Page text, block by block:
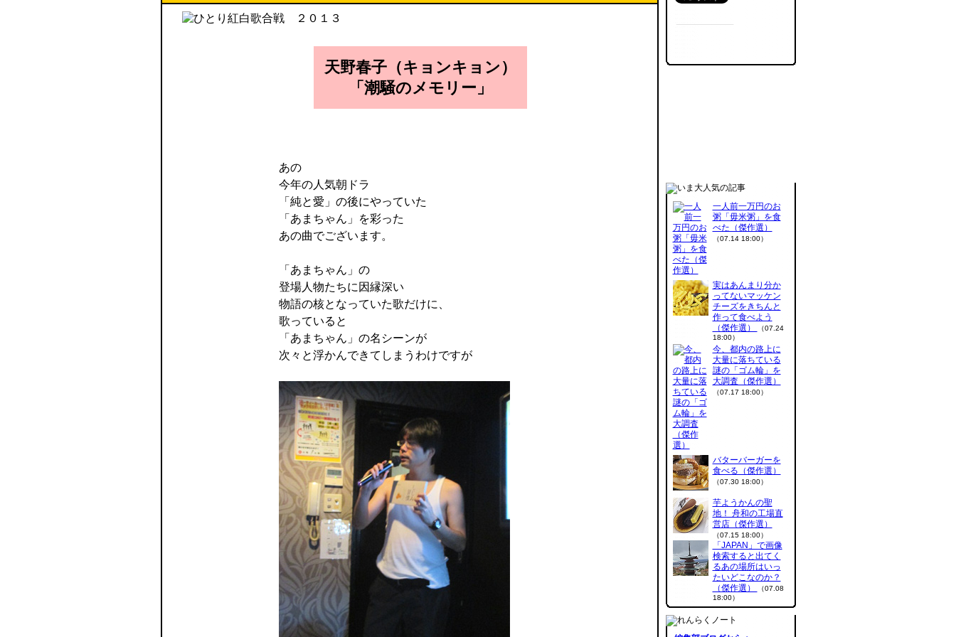
天野春子（キョンキョン）
「潮騒のメモリー」
あの
今年の人気朝ドラ
「純と愛」の後にやっていた
「あまちゃん」を彩った
あの曲でございます。
「あまちゃん」の
登場人物たちに因縁深い
物語の核となっていた歌だけに、
歌っていると
「あまちゃん」の名シーンが
次々と浮かんできてしまうわけですが
一人前一万円のお
粥「毋米粥」を食
べた（傑作選）
（07.14 18:00）
実はあんまり分か
ってないマッケン
チーズをきちんと
作って食べよう
（傑作選）
（07.24
18:00）
今、都内の路上に
大量に落ちている
謎の「ゴム輪」を
大調査（傑作選）
（07.17 18:00）
バターバーガーを
食べる（傑作選）
（07.30 18:00）
芋ようかんの聖
地！ 舟和の工場直
営店（傑作選）
（07.15 18:00）
「JAPAN」で画像
検索すると出てく
るあの場所はいっ
たいどこなのか？
（傑作選）
（07.08
18:00）